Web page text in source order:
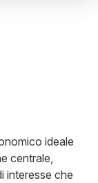
ideale
centrale,
interesse che